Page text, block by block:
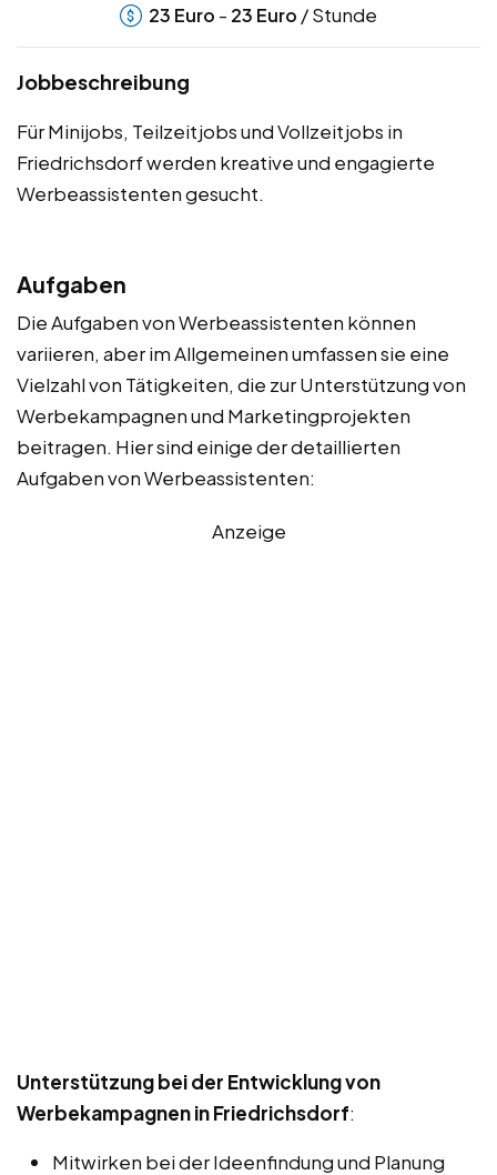
23 Euro - 23 Euro / Stunde
Jobbeschreibung
Für Minijobs, Teilzeitjobs und Vollzeitjobs in
Friedrichsdorf werden kreative und engagierte
Werbeassistenten gesucht.
Aufgaben
Die Aufgaben von Werbeassistenten können
variieren, aber im Allgemeinen umfassen sie eine
Vielzahl von Tätigkeiten, die zur Unterstützung von
Werbekampagnen und Marketingprojekten
beitragen. Hier sind einige der detaillierten
Aufgaben von Werbeassistenten:
Anzeige
Unterstützung bei der Entwicklung von
Werbekampagnen in Friedrichsdorf:
Mitwirken bei der Ideenfindung und Planung